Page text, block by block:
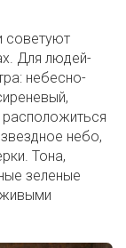
советуют
Для людей-
небесно-
небо,
Тона,
зеленые
живыми